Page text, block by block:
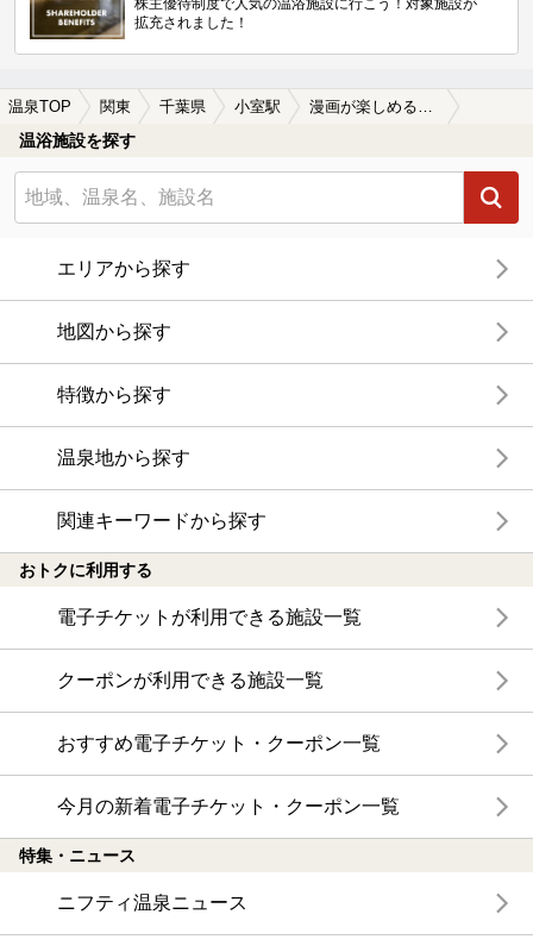
株主優待制度で人気の温浴施設に行こう！対象施設が
拡充されました！
温泉TOP 関東 千葉県 小室駅 漫画が楽しめる小室駅近くの温泉、日帰り温泉、スーパー銭湯おすすめ
温浴施設を探す
エリアから探す
地図から探す
特徴から探す
温泉地から探す
関連キーワードから探す
おトクに利用する
電子チケットが利用できる施設一覧
クーポンが利用できる施設一覧
おすすめ電子チケット・クーポン一覧
今月の新着電子チケット・クーポン一覧
特集・ニュース
ニフティ温泉ニュース